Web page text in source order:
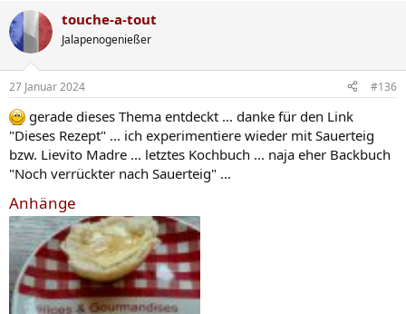
s
t
l
l
e
r
t
e
l
m
touche-a-tout
Jalapenogenießer
27 Januar 2024 #136
gerade dieses Thema entdeckt ... danke für den Link
"Dieses Rezept" ... ich experimentiere wieder mit Sauerteig
bzw. Lievito Madre ... letztes Kochbuch ... naja eher Backbuch
"Noch verrückter nach Sauerteig" ...
Anhänge